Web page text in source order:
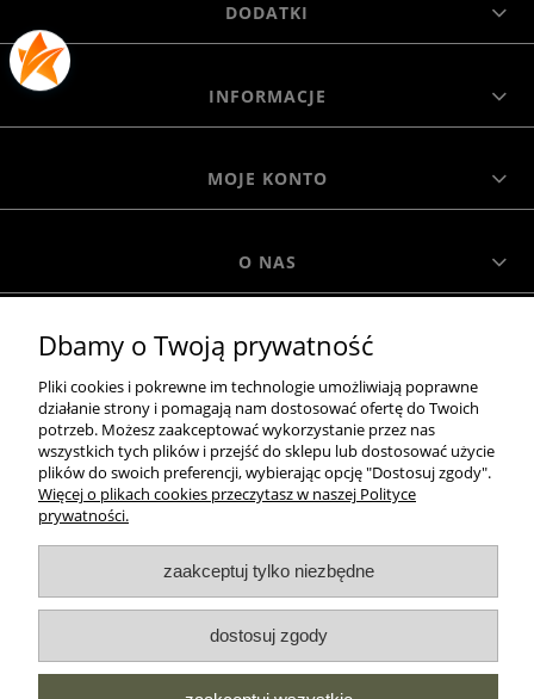
DODATKI
INFORMACJE
MOJE KONTO
O NAS
MOROWO
WSZELKIE PRAWA ZASTRZEŻONE MOROWO © 2018
realizacja:
pokaż pełną wersję strony
NASZE ODZNAKI
Dbamy o Twoją prywatność
Pliki cookies i pokrewne im technologie umożliwiają poprawne
działanie strony i pomagają nam dostosować ofertę do Twoich
potrzeb. Możesz zaakceptować wykorzystanie przez nas
wszystkich tych plików i przejść do sklepu lub dostosować użycie
plików do swoich preferencji, wybierając opcję "Dostosuj zgody".
Więcej o plikach cookies przeczytasz w naszej Polityce
prywatności.
zaakceptuj tylko niezbędne
dostosuj zgody